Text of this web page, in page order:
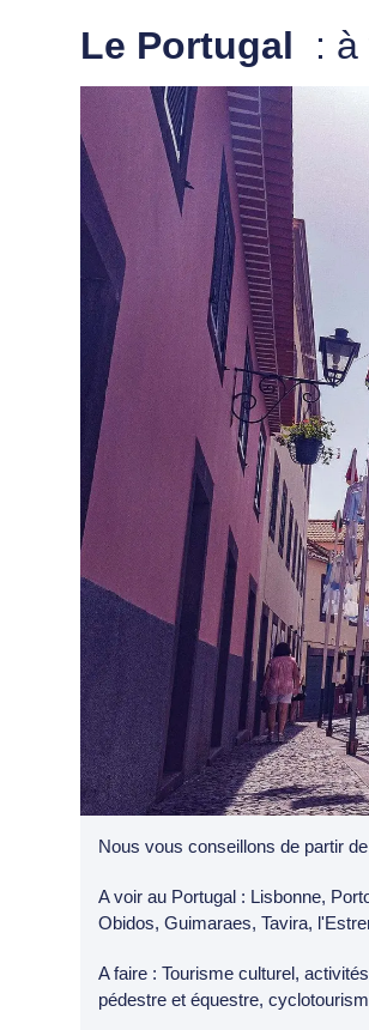
Le Portugal :
Nous vous conseillons de partir
A voir au Portugal : Lisbonne,
Obidos, Guimaraes, Tavira,
A faire : Tourisme culturel,
pédestre et équestre,